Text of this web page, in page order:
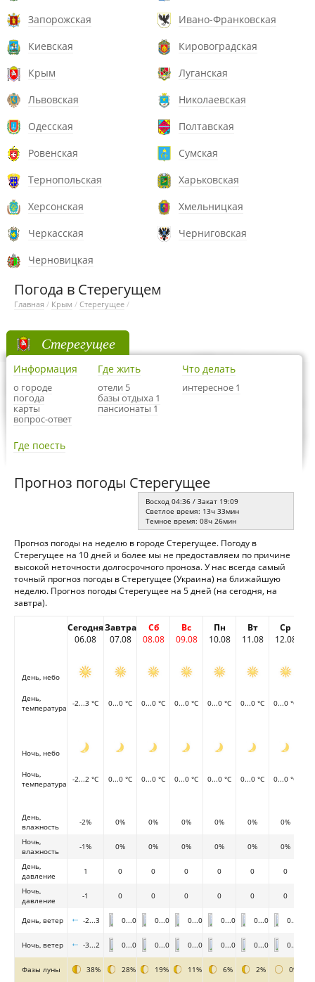
Запорожская
Ивано-Франковская
Киевская
Кировоградская
Крым
Луганская
Львовская
Николаевская
Одесская
Полтавская
Ровенская
Сумская
Тернопольская
Харьковская
Херсонская
Хмельницкая
Черкасская
Черниговская
Черновицкая
Погода в Стерегущем
Главная / Крым / Стерегущее /
Стерегущее
Информация
о городе
погода
карты
вопрос-ответ
Где жить
отели 5
базы отдыха 1
пансионаты 1
Что делать
интересное 1
Где поесть
Прогноз погоды Стерегущее
Восход 04:36 / Закат 19:09
Светлое время: 13ч 33мин
Темное время: 08ч 26мин
Прогноз погоды на неделю в городе Стерегущее. Погоду в
Стерегущее на 10 дней и более мы не предоставляем по причине
высокой неточности долгосрочного проноза. У нас всегда самый
точный прогноз погоды в Стерегущее (Украина) на ближайшую
неделю. Прогноз погоды Стерегущее на 5 дней (на сегодня, на
завтра).
Сегодня
06.08
Завтра
07.08
Сб
08.08
Вс
09.08
Пн
10.08
Вт
11.08
Ср
12.08
День, небо
День,
температура
-2...3 °C 0...0 °C 0...0 °C 0...0 °C 0...0 °C 0...0 °C 0...0 °C
Ночь, небо
Ночь,
температура
-2...2 °C 0...0 °C 0...0 °C 0...0 °C 0...0 °C 0...0 °C 0...0 °C
День,
влажность
-2% 0% 0% 0% 0% 0%
0%
Ночь,
влажность
-1% 0% 0% 0% 0% 0%
0%
День,
давление
1 0 0 0 0 0
0
Ночь,
давление
-1 0 0 0 0 0 0
День, ветер -2...3 0...0 0...0 0...0 0...0 0...0 0...0
Ночь, ветер -3...2 0...0 0...0 0...0 0...0 0...0 0...0
Фазы луны 38% 28% 19% 11% 6% 2% 0%